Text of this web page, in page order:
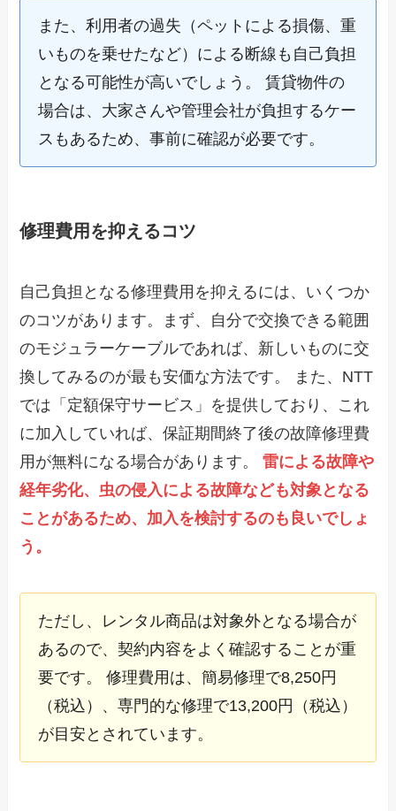
また、利用者の過失（ペットによる損傷、重
いものを乗せたなど）による断線も自己負担
となる可能性が高いでしょう。 賃貸物件の
場合は、大家さんや管理会社が負担するケー
スもあるため、事前に確認が必要です。
修理費用を抑えるコツ
自己負担となる修理費用を抑えるには、いくつか
のコツがあります。まず、自分で交換できる範囲
のモジュラーケーブルであれば、新しいものに交
換してみるのが最も安価な方法です。 また、NTT
では「定額保守サービス」を提供しており、これ
に加入していれば、保証期間終了後の故障修理費
用が無料になる場合があります。雷による故障や
経年劣化、虫の侵入による故障なども対象となる
ことがあるため、加入を検討するのも良いでしょ
う。
ただし、レンタル商品は対象外となる場合が
あるので、契約内容をよく確認することが重
要です。 修理費用は、簡易修理で8,250円
（税込）、専門的な修理で13,200円（税込）
が目安とされています。